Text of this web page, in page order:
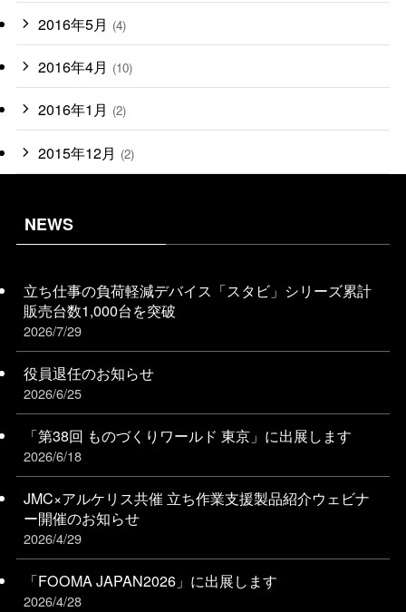
2016年5月 (4)
2016年4月 (10)
2016年1月 (2)
2015年12月 (2)
NEWS
立ち仕事の負荷軽減デバイス「スタビ」シリーズ累計
販売台数1,000台を突破
2026/7/29
役員退任のお知らせ
2026/6/25
「第38回 ものづくりワールド 東京」に出展します
2026/6/18
JMC×アルケリス共催 立ち作業支援製品紹介ウェビナ
ー開催のお知らせ
2026/4/29
「FOOMA JAPAN2026」に出展します
2026/4/28